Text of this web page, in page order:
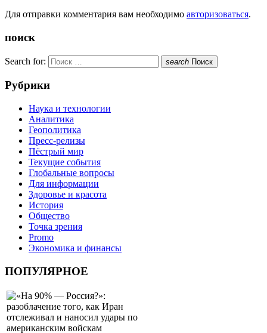
Для отправки комментария вам необходимо авторизоваться.
поиск
Search for: search Поиск
Рубрики
Наука и технологии
Аналитика
Геополитика
Пресс-релизы
Пёстрый мир
Текущие события
Глобальные вопросы
Для информации
Здоровье и красота
История
Общество
Точка зрения
Promo
Экономика и финансы
ПОПУЛЯРНОЕ